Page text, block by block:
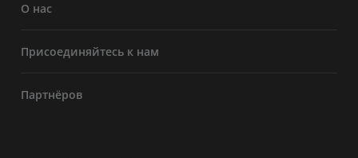
О нас
Присоединяйтесь к нам
Партнёров